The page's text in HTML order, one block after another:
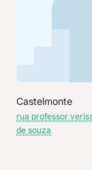
Castelmonte
rua professor
de souza